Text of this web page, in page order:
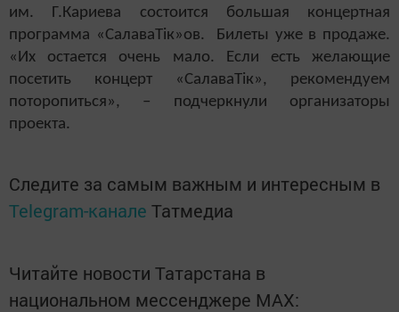
им. Г.Кариева состоится большая концертная
программа «СалаваТік»ов. Билеты уже в продаже.
«Их остается очень мало. Если есть желающие
посетить концерт «СалаваТік», рекомендуем
поторопиться», – подчеркнули организаторы
проекта.
Следите за самым важным и интересным в
Telegram-канале Татмедиа
Читайте новости Татарстана в
национальном мессенджере MАХ: